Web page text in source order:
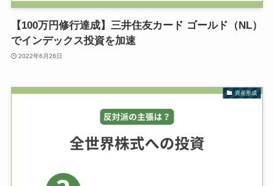
【100万円修行達成】三井住友カード ゴールド（NL）
でインデックス投資を加速
2022年6月26日
資産形成